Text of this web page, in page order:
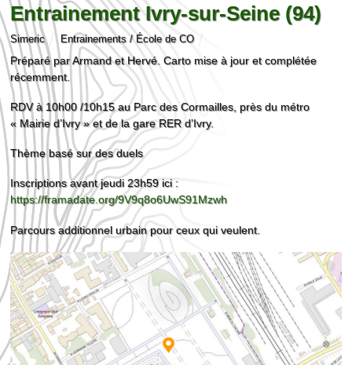
Entrainement Ivry-sur-Seine (94)
Simeric Entrainements / École de CO
Préparé par Armand et Hervé. Carto mise à jour et complétée
récemment.
RDV à 10h00 /10h15 au Parc des Cormailles, près du métro
« Mairie d’Ivry » et de la gare RER d’Ivry.
Thème basé sur des duels
Inscriptions avant jeudi 23h59 ici :
https://framadate.org/9V9q8o6UwS91Mzwh
Parcours additionnel urbain pour ceux qui veulent.